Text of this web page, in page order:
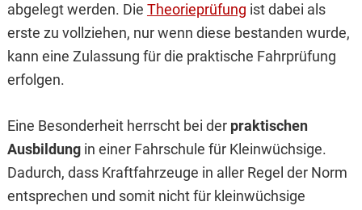
abgelegt werden. Die Theorieprüfung ist dabei als
erste zu vollziehen, nur wenn diese bestanden wurde,
kann eine Zulassung für die praktische Fahrprüfung
erfolgen.
Eine Besonderheit herrscht bei der praktischen
Ausbildungin einer Fahrschule für Kleinwüchsige.
Dadurch, dass Kraftfahrzeuge in aller Regel der Norm
entsprechen und somit nicht für kleinwüchsige